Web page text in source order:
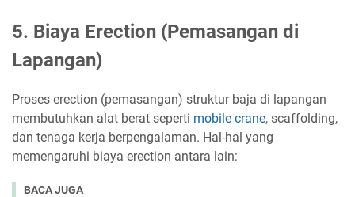
5. Biaya Erection (Pemasangan di
Lapangan)
Proses erection (pemasangan) struktur baja di lapangan
membutuhkan alat berat seperti mobile crane, scaffolding,
dan tenaga kerja berpengalaman. Hal-hal yang
memengaruhi biaya erection antara lain:
BACA JUGA